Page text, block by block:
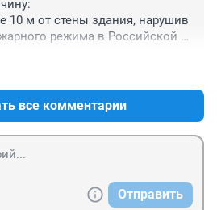
10 м от стены здания, нарушив
режима в Российской
все комментарии
Отправить